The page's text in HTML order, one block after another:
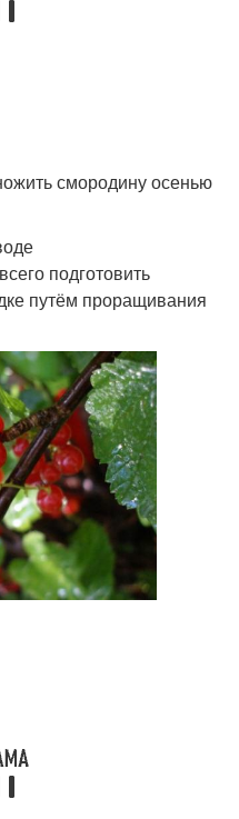
смородину осенью
подготовить
путём проращивания